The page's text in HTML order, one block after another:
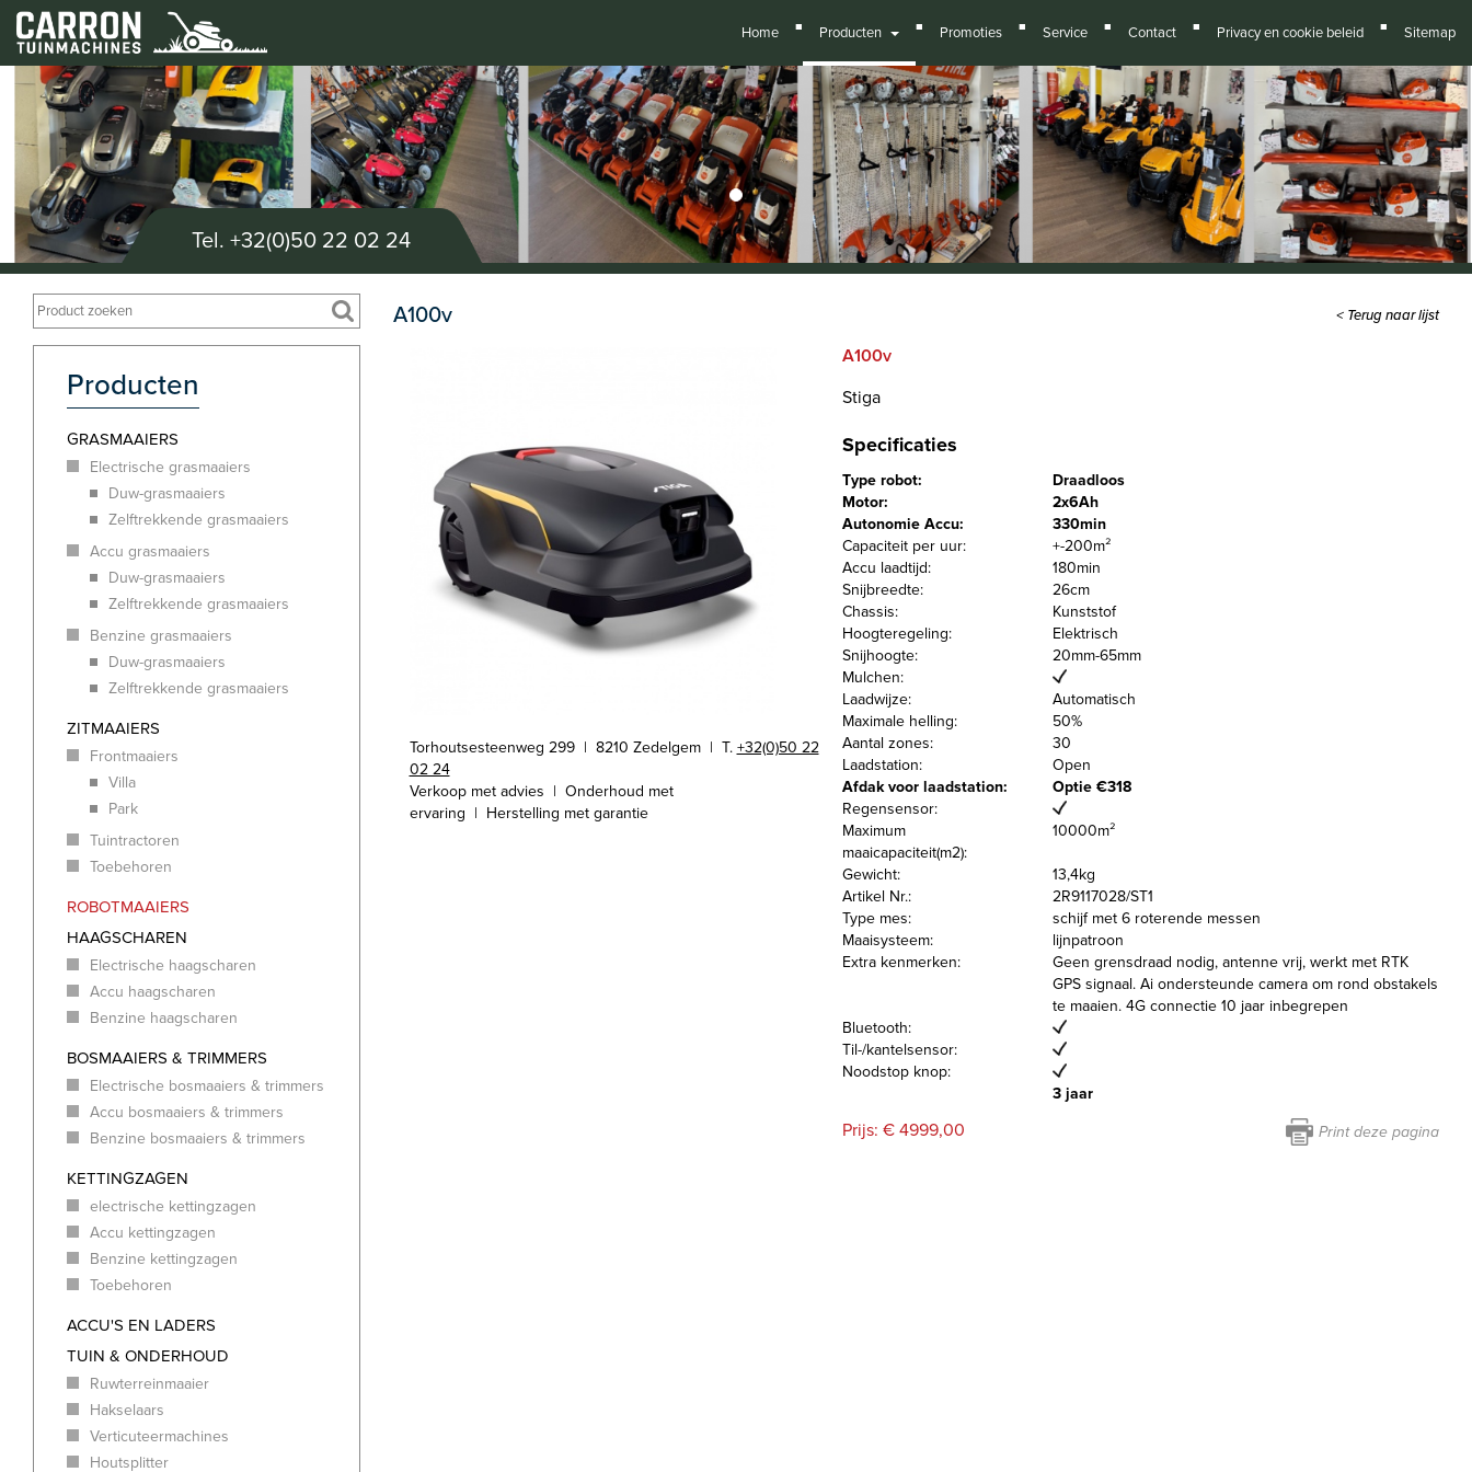
Tel. +32(0)50 22 02 24
Home ■ Producten ■ Promoties ■ Service ■ Contact ■ Privacy en cookie beleid ■ Sitemap
Producten
GRASMAAIERS
Electrische grasmaaiers
Duw-grasmaaiers
Zelftrekkende grasmaaiers
Accu grasmaaiers
Duw-grasmaaiers
Zelftrekkende grasmaaiers
Benzine grasmaaiers
Duw-grasmaaiers
Zelftrekkende grasmaaiers
ZITMAAIERS
Frontmaaiers
Villa
Park
Tuintractoren
Toebehoren
ROBOTMAAIERS
HAAGSCHAREN
Electrische haagscharen
Accu haagscharen
Benzine haagscharen
BOSMAAIERS & TRIMMERS
Electrische bosmaaiers & trimmers
Accu bosmaaiers & trimmers
Benzine bosmaaiers & trimmers
KETTINGZAGEN
electrische kettingzagen
Accu kettingzagen
Benzine kettingzagen
Toebehoren
ACCU'S EN LADERS
TUIN & ONDERHOUD
Ruwterreinmaaier
Hakselaars
Verticuteermachines
Houtsplitter
A100v < Terug naar lijst
Torhoutsesteenweg 299 | 8210 Zedelgem | T. +32(0)50 22
02 24
Verkoop met advies | Onderhoud met
ervaring | Herstelling met garantie
A100v
Stiga
Specificaties
Type robot:
Draadloos
Motor:
2x6Ah
Autonomie Accu:
330min
Capaciteit per uur:
+-200m²
Accu laadtijd:
180min
Snijbreedte:
26cm
Chassis:
Kunststof
Hoogteregeling:
Elektrisch
Snijhoogte:
20mm-65mm
Mulchen:
Laadwijze:
Automatisch
Maximale helling:
50%
Aantal zones:
30
Laadstation:
Open
Afdak voor laadstation:
Optie €318
Regensensor:
Maximum
maaicapaciteit(m2):
10000m²
Gewicht:
13,4kg
Artikel Nr.:
2R9117028/ST1
Type mes:
schijf met 6 roterende messen
Maaisysteem:
lijnpatroon
Extra kenmerken:
Geen grensdraad nodig, antenne vrij, werkt met RTK
GPS signaal. Ai ondersteunde camera om rond obstakels
te maaien. 4G connectie 10 jaar inbegrepen
Bluetooth:
Til-/kantelsensor:
Noodstop knop:
3 jaar
Prijs: € 4999,00 Print deze pagina